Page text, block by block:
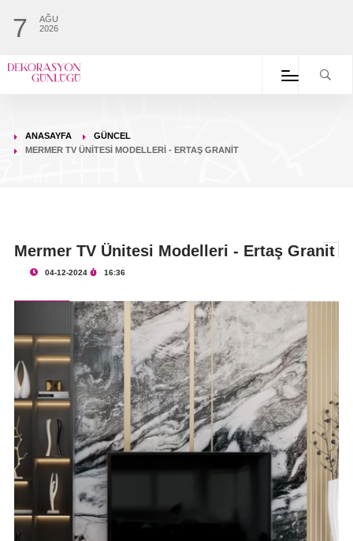
7
AĞU
2026
ANASAYFA
GÜNCEL
MERMER TV ÜNITESI MODELLERI - ERTAŞ GRANIT
Mermer TV Ünitesi Modelleri - Ertaş Granit
04-12-2024 16:36